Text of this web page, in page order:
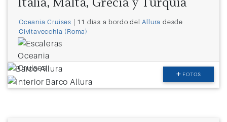
Italia, Malta, Grecia y Turquía
Oceania Cruises | 11 días a bordo del Allura desde
Civitavecchia (Roma)
FOTOS